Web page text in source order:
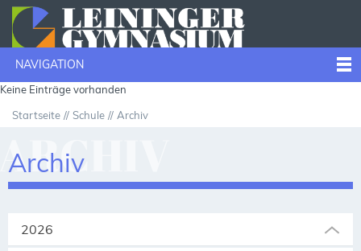
NAVIGATION
Keine Einträge vorhanden
Startseite Schule Archiv
Archiv
2026